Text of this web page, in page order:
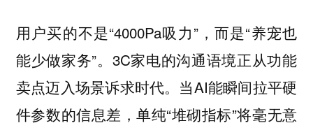
用户买的不是“4000Pa吸力”，而是“养宠也
能少做家务”。3C家电的沟通语境正从功能
卖点迈入场景诉求时代。当AI能瞬间拉平硬
件参数的信息差，单纯“堆砌指标”将毫无意